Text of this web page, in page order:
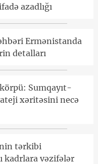
azadlığı
Ermənistanda
detalları
Sumqayıt-
xəritəsini necə
tərkibi
kadrlara vəzifələr